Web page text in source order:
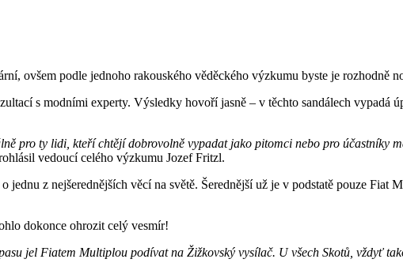
ovšem podle jednoho rakouského věděckého výzkumu byste je rozhodně
s modními experty. Výsledky hovoří jasně – v těchto sandálech vypadá
pro ty lidi, kteří chtějí dobrovolně vypadat jako pitomci nebo pro účastníky
vedoucí celého výzkumu Jozef Fritzl.
jednu z nejšerednějších věcí na světě. Šerednější už je v podstatě pouze
dokonce ohrozit celý vesmír!
jel Fiatem Multiplou podívat na Žižkovský vysílač. U všech Skotů, vždyť